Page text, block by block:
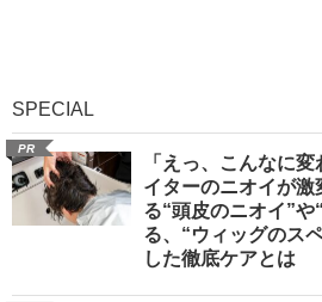
SPECIAL
PR
「えっ、こんなに
イターのニオイが
る“頭皮のニオイ”
る、“ウィッグのス
した徹底ケアとは